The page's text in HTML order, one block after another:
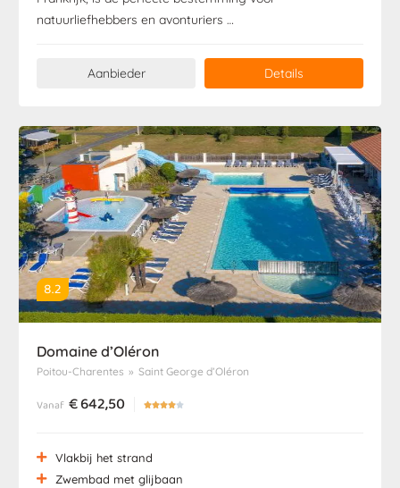
natuurliefhebbers en avonturiers …
Aanbieder Details
8.2
Domaine d’Oléron
Poitou-Charentes » Saint George d’Oléron
Vanaf €642,50 
Vlakbij het strand
Zwembad met glijbaan